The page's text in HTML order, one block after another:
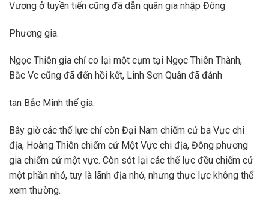
Vương ở tuyền tiến cũng đã dẫn quân gia nhập Đông
Phương gia.
Ngọc Thiên gia chỉ co lại một cụm tại Ngọc Thiên Thành,
Bắc Vc cũng đã đến hồi kết, Linh Sơn Quân đã đánh
tan Bắc Minh thế gia.
Bây giờ các thế lực chỉ còn Đại Nam chiếm cứ ba Vực chi
địa, Hoàng Thiên chiếm cứ Một Vực chi địa, Đông phương
gia chiếm cứ một vực. Còn sót lại các thế lực đều chiếm cứ
một phần nhỏ, tuy là lãnh địa nhỏ, nhưng thực lực không thể
xem thường.